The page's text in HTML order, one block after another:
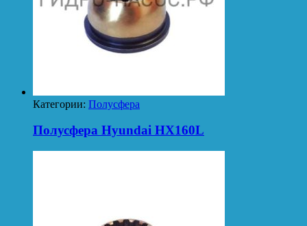
Категории: Полусфера
Полусфера Hyundai HX160L